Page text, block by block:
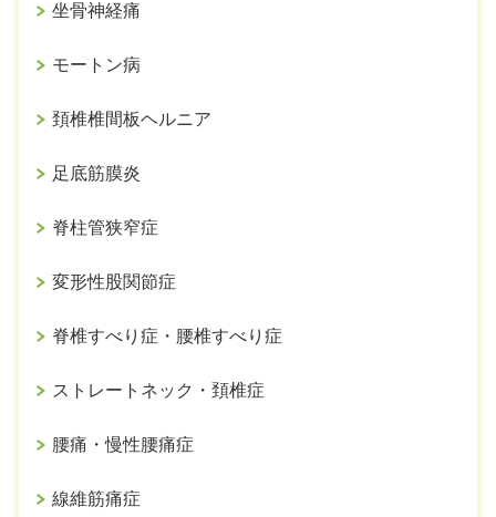
坐骨神経痛
モートン病
頚椎椎間板ヘルニア
足底筋膜炎
脊柱管狭窄症
変形性股関節症
脊椎すべり症・腰椎すべり症
ストレートネック・頚椎症
腰痛・慢性腰痛症
線維筋痛症